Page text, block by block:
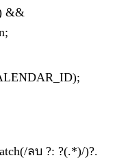
&&
ลบ ?: ?(.*)/)?.